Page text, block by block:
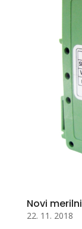
Novi
22. 11. 2018